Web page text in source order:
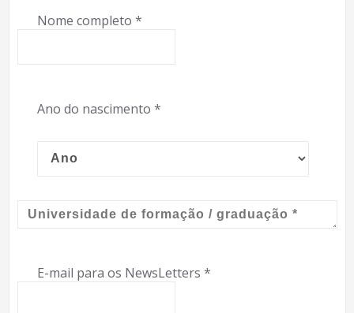
Nome completo *
Ano do nascimento *
E-mail para os NewsLetters *